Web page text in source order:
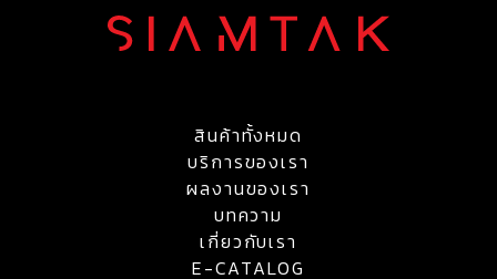
สินค้าทั้งหมด
บริการของเรา
ผลงานของเรา
บทความ
เกี่ยวกับเรา
E-CATALOG